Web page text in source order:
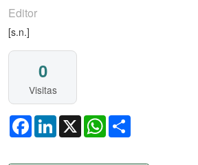
Editor
[s.n.]
0
Visitas
FacebookLinkedIn
X WhatsApp